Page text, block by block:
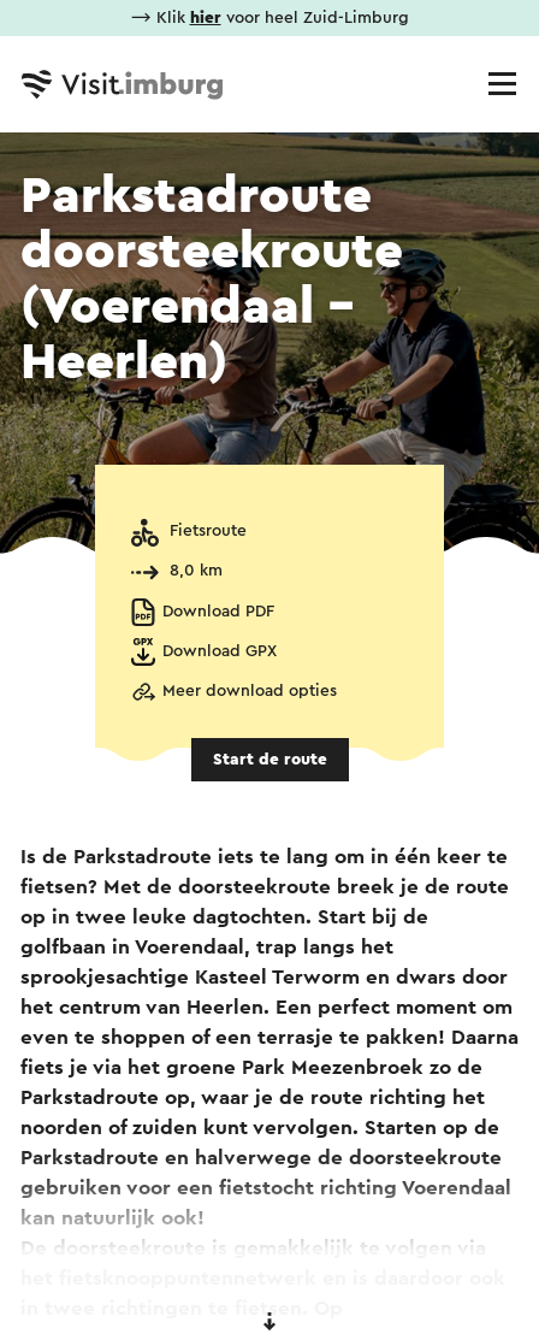
⟶ Klik hiervoor heel Zuid-Limburg
Parkstadroute
doorsteekroute
(Voerendaal -
Heerlen)
Fietsroute
8,0 km
Download PDF
Download GPX
Meer download opties
Start de route
Is de Parkstadroute iets te lang om in één keer te
fietsen? Met de doorsteekroute breek je de route
op in twee leuke dagtochten. Start bij de
golfbaan in Voerendaal, trap langs het
sprookjesachtige Kasteel Terworm en dwars door
het centrum van Heerlen. Een perfect moment om
even te shoppen of een terrasje te pakken! Daarna
fiets je via het groene Park Meezenbroek zo de
Parkstadroute op, waar je de route richting het
noorden of zuiden kunt vervolgen. Starten op de
Parkstadroute en halverwege de doorsteekroute
gebruiken voor een fietstocht richting Voerendaal
kan natuurlijk ook!
De doorsteekroute is gemakkelijk te volgen via
in twee richtingen te fietsen. Op